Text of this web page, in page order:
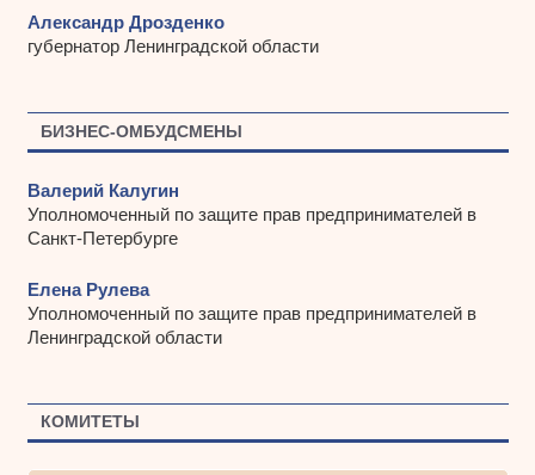
Александр Дрозденко
губернатор Ленинградской области
БИЗНЕС-ОМБУДСМЕНЫ
Валерий Калугин
Уполномоченный по защите прав предпринимателей в
Санкт-Петербурге
Елена Рулева
Уполномоченный по защите прав предпринимателей в
Ленинградской области
КОМИТЕТЫ